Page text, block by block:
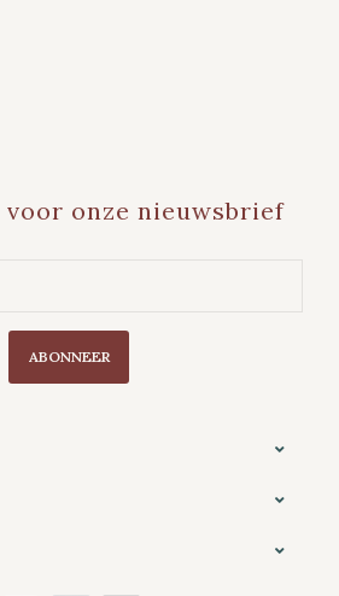
onze nieuwsbrief
ABONNEER